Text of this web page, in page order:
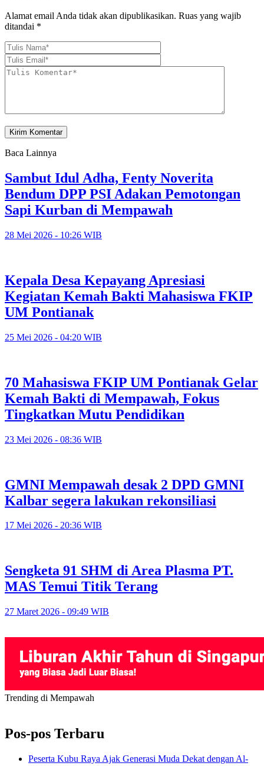
Alamat email Anda tidak akan dipublikasikan. Ruas yang wajib
ditandai *
Baca Lainnya
Sambut Idul Adha, Fenty Noverita
Bendum DPP PSI Adakan Pemotongan
Sapi Kurban di Mempawah
28 Mei 2026 - 10:26 WIB
Kepala Desa Kepayang Apresiasi
Kegiatan Kemah Bakti Mahasiswa FKIP
UM Pontianak
25 Mei 2026 - 04:20 WIB
70 Mahasiswa FKIP UM Pontianak Gelar
Kemah Bakti di Mempawah, Fokus
Tingkatkan Mutu Pendidikan
23 Mei 2026 - 08:36 WIB
GMNI Mempawah desak 2 DPD GMNI
Kalbar segera lakukan rekonsiliasi
17 Mei 2026 - 20:36 WIB
Sengketa 91 SHM di Area Plasma PT.
MAS Temui Titik Terang
27 Maret 2026 - 09:49 WIB
Trending di Mempawah
Pos-pos Terbaru
Peserta Kubu Raya Ajak Generasi Muda Dekat dengan Al-